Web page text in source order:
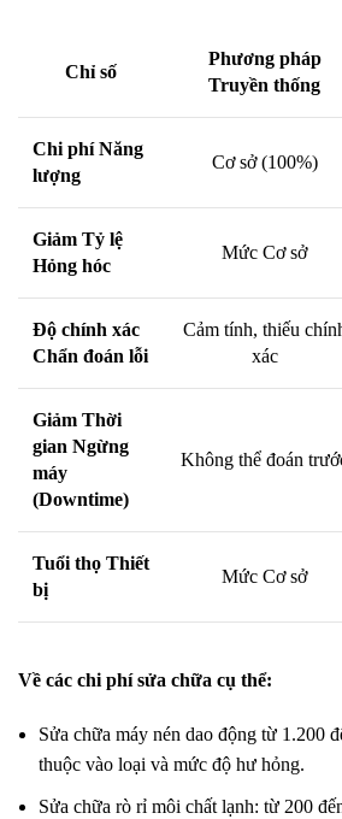
Chỉ số
Phương pháp
Truyền thống
Chi phí Năng
lượng
Cơ sở (100%)
Giảm Tỷ lệ
Hỏng hóc
Mức Cơ sở
Độ chính xác
Chẩn đoán lỗi
Cảm tính, thiếu
xác
Giảm Thời
gian Ngừng
máy
(Downtime)
Không thể đoán
Tuổi thọ Thiết
bị
Mức Cơ sở
Về các chi phí sửa chữa cụ thể:
Sửa chữa máy nén dao động từ 1.200
thuộc vào loại và mức độ hư hỏng.
Sửa chữa rò rỉ môi chất lạnh: từ 200